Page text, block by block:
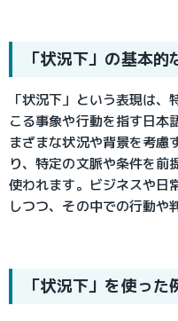
「状況下」の基本的
「状況下」という表現は
こる事象や行動を指す日本
まざまな状況や背景を考慮
り、特定の文脈や条件を前
使われます。ビジネスや日
しつつ、その中での行動や
「状況下」を使った